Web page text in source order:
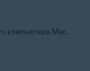
компьютера Mac.